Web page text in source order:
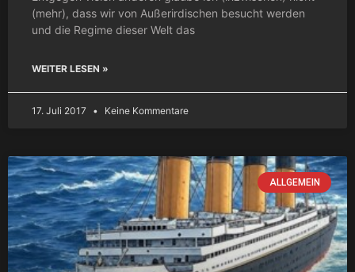
(mehr), dass wir von Außerirdischen besucht werden
und die Regime dieser Welt das
WEITER LESEN »
17. Juli 2017 Keine Kommentare
ALLGEMEIN